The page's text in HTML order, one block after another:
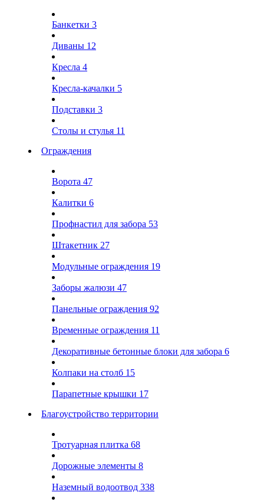
Банкетки 3
Диваны 12
Кресла 4
Кресла-качалки 5
Подставки 3
Столы и стулья 11
Ограждения
Ворота 47
Калитки 6
Профнастил для забора 53
Штакетник 27
Модульные ограждения 19
Заборы жалюзи 47
Панельные ограждения 92
Временные ограждения 11
Декоративные бетонные блоки для забора 6
Колпаки на столб 15
Парапетные крышки 17
Благоустройство территории
Тротуарная плитка 68
Дорожные элементы 8
Наземный водоотвод 338